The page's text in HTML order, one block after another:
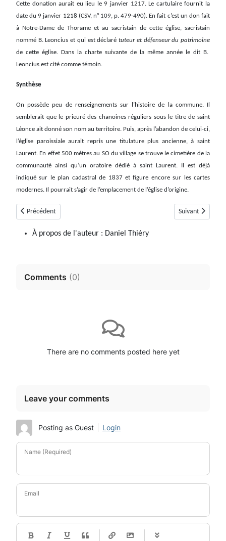
Cette donation aurait eu lieu le 9 janvier 1217. Le cartulaire fournit la
date du 9 janvier 1218 (CSV, n° 109, p. 479-490). En fait c’est un don fait
à Notre-Dame de Thorame et au sacristain de cette église, sacristain
nommé B. Leoncius et qui est déclarétuteur et défenseur du patrimoine
de cette église. Dans la charte suivante de la même année le dit B.
Leoncius est cité comme témoin.
Synthèse
On possède peu de renseignements sur l’histoire de la commune. Il
semblerait que le prieuré des chanoines réguliers sous le titre de saint
Léonce ait donné son nom au territoire. Puis, après l’abandon de celui-ci,
l’église paroissiale aurait repris une titulature plus ancienne, à saint
Laurent. En effet 500 mètres au SO du village se trouve le cimetière de la
communauté ainsi qu’un oratoire dédié à saint Laurent. Il est déjà
indiqué sur le plan cadastral de 1837 et figure encore sur les cartes
modernes. Il pourrait s’agir de l’emplacement de l’église d’origine.
Article précédent : Saint-Laurent-Du-Verdon
Précédent Article suivant :
Suivant
À propos de l'auteur : Daniel Thiéry
Comments (0)
There are no comments posted here yet
Leave your comments
Posting as Guest Login
Name (Required)
Email